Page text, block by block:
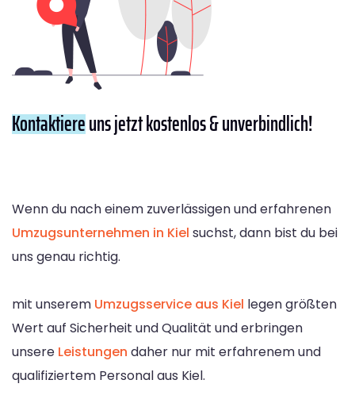
Kontaktiereuns jetzt kostenlos & unverbindlich!
Wenn du nach einem zuverlässigen und erfahrenen
Umzugsunternehmen in Kiel suchst, dann bist du bei
uns genau richtig.
mit unserem Umzugsservice aus Kiel legen größten
Wert auf Sicherheit und Qualität und erbringen
unsere Leistungen daher nur mit erfahrenem und
qualifiziertem Personal aus Kiel.